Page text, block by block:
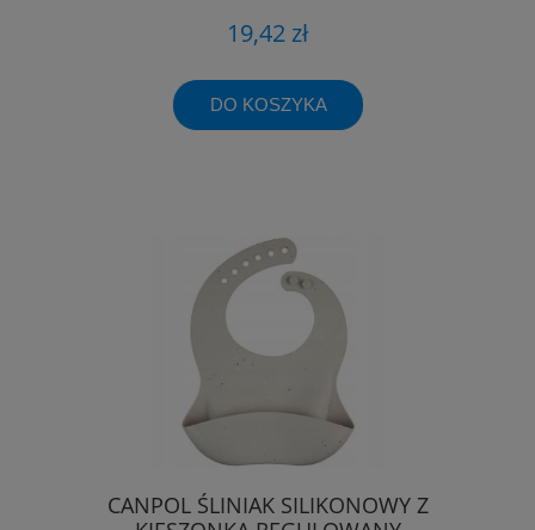
19,42 zł
DO KOSZYKA
CANPOL ŚLINIAK SILIKONOWY Z